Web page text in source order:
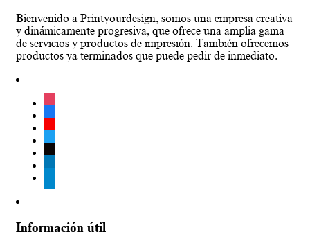
Bienvenido a Printyourdesign, somos una empresa creativa
y dinámicamente progresiva, que ofrece una amplia gama
de servicios y productos de impresión. También ofrecemos
productos ya terminados que puede pedir de inmediato.
instagram
facebook
youtube
twitter
tiktok
Información útil